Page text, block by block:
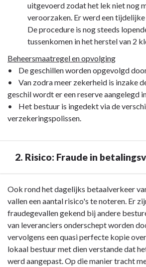
uitgevoerd zodat het lek niet nog
veroorzaken. Er werd een
De procedure is nog steeds
tussenkomen in het herstel van 2
Beheersmaatregel en opvolging
• De geschillen worden opgevolgd
• Van zodra meer zekerheid is inzake
geschil wordt er een reserve aangelegd
• Het bestuur is ingedekt via de
verzekeringspolissen.
2. Risico: Fraude in
Terug
naar
navigatie
Wijzigingen
financiële
risico's
Ook rond het dagelijks betaalverkeer
vallen een aantal risico's te noteren. Er
fraudegevallen gekend bij andere
van leveranciers onderschept worden
vervolgens een quasi perfecte kopie
lokaal bestuur met dien verstande dat
werd aangepast. Op die manier tracht